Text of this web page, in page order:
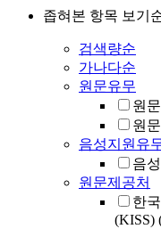
좁혀본 항목 보기
검색량순
가나다순
원문유무
원
원
음성지원유
음
원문제공처
한
(KISS)